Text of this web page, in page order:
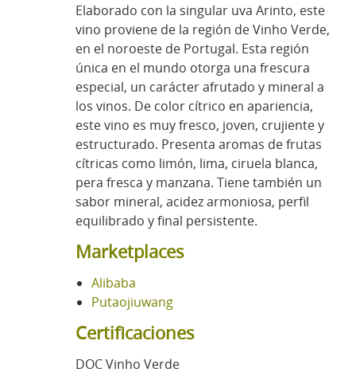
Elaborado con la singular uva Arinto, este
vino proviene de la región de Vinho Verde,
en el noroeste de Portugal. Esta región
única en el mundo otorga una frescura
especial, un carácter afrutado y mineral a
los vinos. De color cítrico en apariencia,
este vino es muy fresco, joven, crujiente y
estructurado. Presenta aromas de frutas
cítricas como limón, lima, ciruela blanca,
pera fresca y manzana. Tiene también un
sabor mineral, acidez armoniosa, perfil
equilibrado y final persistente.
Marketplaces
Alibaba
Putaojiuwang
Certificaciones
DOC Vinho Verde